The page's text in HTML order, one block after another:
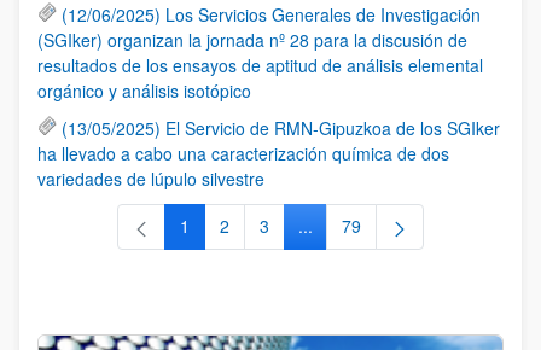
(12/06/2025) Los Servicios Generales de Investigación
(SGIker) organizan la jornada nº 28 para la discusión de
resultados de los ensayos de aptitud de análisis elemental
orgánico y análisis isotópico
(13/05/2025) El Servicio de RMN-Gipuzkoa de los SGIker
ha llevado a cabo una caracterización química de dos
variedades de lúpulo silvestre
Página
1 Página
2 Página
3 ...Páginas intermedias Use TAB
Página
79